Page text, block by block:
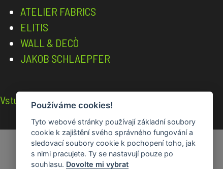
ATELIER FABRICS
ELITIS
WALL & DECÒ
JAKOB SCHLAEPFER
Vstup pro architekty a designéry
Používáme cookies!
Tyto webové stránky používají základní soubory
cookie k zajištění svého správného fungování a
sledovací soubory cookie k pochopení toho, jak
s nimi pracujete. Ty se nastavují pouze po
souhlasu. Dovolte mi vybrat